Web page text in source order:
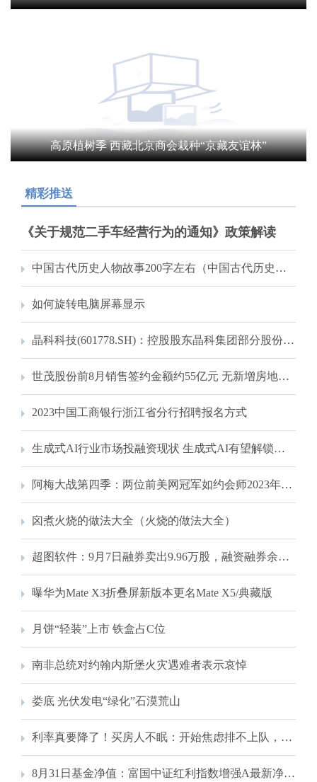
高原植树季 西藏北京商会栽种“京藏友谊林”
精彩推送
《关于规范二手车经营行为的通知》政策解读
中国古代历史人物故事200字左右（中国古代历史人物故事）
如何旋转电脑屏幕显示
晶科科技(601778.SH)：控股股东晶科集团部分股份质押
世茂股份前8月销售签约金额约55亿元 无新增房地产储备项目
2023中国工商银行浙江省分行招聘报名方式
生成式AI行业市场投融资现状 生成式AI有望解锁万亿级赛道
阿梅大战第四季：两位前美网冠军如约会师2023年美网半决赛
囟煮火烧的做法大全（火烧的做法大全）
超图软件：9月7日融券卖出9.96万股，融资融券余额4.2亿元
曝华为Mate X3折叠屏新版本更名Mate X5/典藏版
月饼“轻装”上市 铁盒占C位
南非总统对约翰内斯堡火灾遇难者表示哀悼
娄底 光伏发电“绿化”石漠荒山
利率真要降了！买房人不眠：开始焦虑排不上队，“恨不得明天就是9月25号”
8月31日基金净值：富国中证红利指数增强A最新净值0.991，跌0.7%